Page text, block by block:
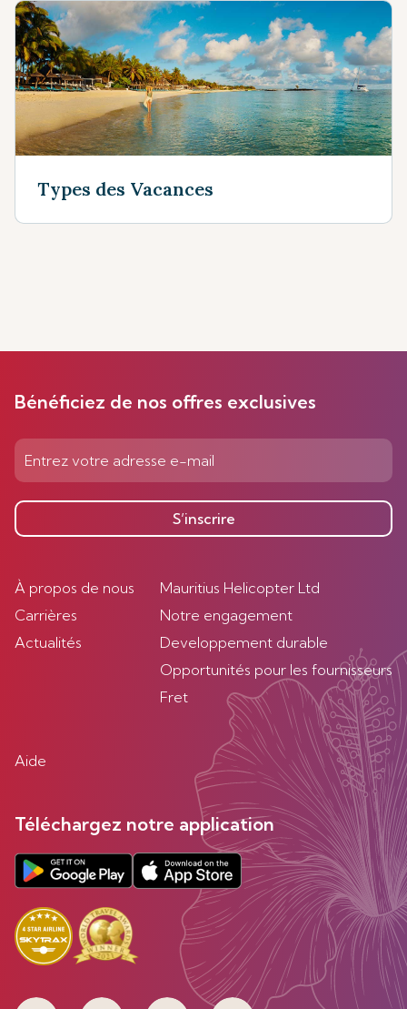
Types des Vacances
Bénéficiez de nos offres exclusives
S’inscrire
À propos de nous
Carrières
Actualités
Mauritius Helicopter Ltd
Notre engagement
Developpement durable
Opportunités pour les fournisseurs
Fret
Aide
Téléchargez notre application